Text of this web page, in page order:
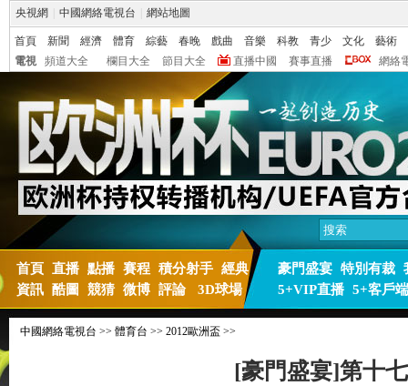
央視網 中國網絡電視台 網站地圖
首頁 新聞 經濟 體育 綜藝 春晚 戲曲 音樂 科教 青少 文化
藝術
電視
頻道大全 欄目大全 節目大全 直播中國 賽事直播 網絡
首頁 直播 點播 賽程 積分射手 經典
資訊 酷圖 競猜 微博 評論 3D球場
豪門盛宴 特別有裁
5+VIP直播 5+客戶端
中國網絡電視台 >> 體育台 >> 2012歐洲盃 >>
[豪門盛宴]第十